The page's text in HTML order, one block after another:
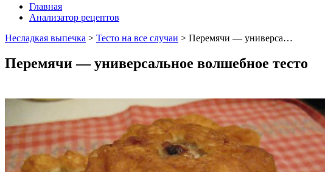
Главная
Анализатор рецептов
Несладкая выпечка > Тесто на все случаи > Перемячи — универса…
Перемячи — универсальное волшебное тесто